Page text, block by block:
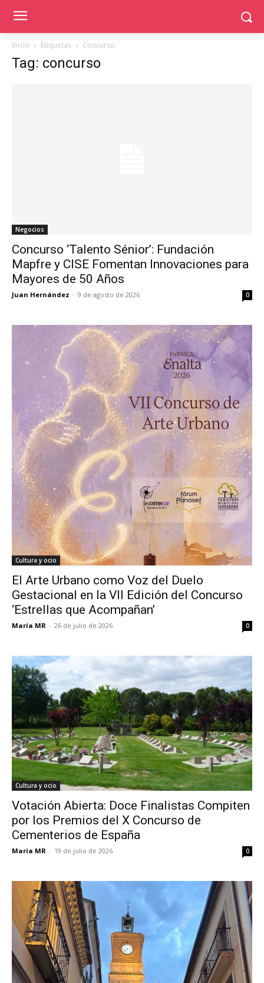
Inicio Etiquetas Concurso
Tag: concurso
Negocios
Concurso ‘Talento Sénior’: Fundación
Mapfre y CISE Fomentan Innovaciones para
Mayores de 50 Años
Juan Hernández - 9 de agosto de 2026 0
Cultura y ocio
El Arte Urbano como Voz del Duelo
Gestacional en la VII Edición del Concurso
‘Estrellas que Acompañan’
María MR - 26 de julio de 2026 0
Cultura y ocio
Votación Abierta: Doce Finalistas Compiten
por los Premios del X Concurso de
Cementerios de España
María MR - 19 de julio de 2026 0